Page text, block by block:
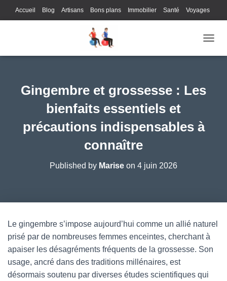
Accueil Blog Artisans Bons plans Immobilier Santé Voyages
Loisirs
Gingembre et grossesse : Les
bienfaits essentiels et
précautions indispensables à
connaître
Published by Marise on 4 juin 2026
Le gingembre s’impose aujourd’hui comme un allié naturel
prisé par de nombreuses femmes enceintes, cherchant à
apaiser les désagréments fréquents de la grossesse. Son
usage, ancré dans des traditions millénaires, est
désormais soutenu par diverses études scientifiques qui